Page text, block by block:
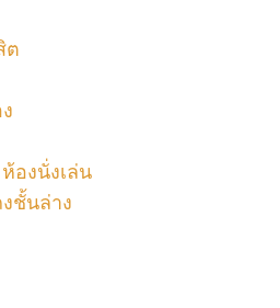
ต
องนั่งเล่น
ชั้นล่าง